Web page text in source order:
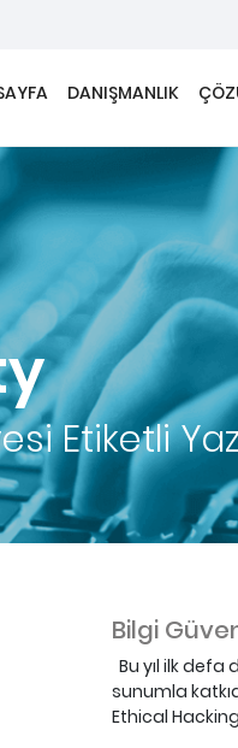
DANIŞMANLIK
Etiketli
Bilgi
Bu yıl ilk defa
sunumla
Ethical Hacking